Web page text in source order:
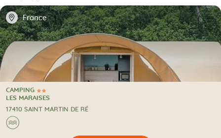
📍 France
2 Étoiles
CAMPING
CAMPING
LES MARAISES
17410 SAINT MARTIN DE RÉ
Au bord de l'eau
🌊